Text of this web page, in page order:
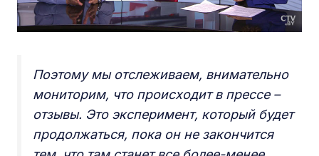
Поэтому мы отслеживаем, внимательно
мониторим, что происходит в прессе –
отзывы. Это эксперимент, который будет
продолжаться, пока он не закончится